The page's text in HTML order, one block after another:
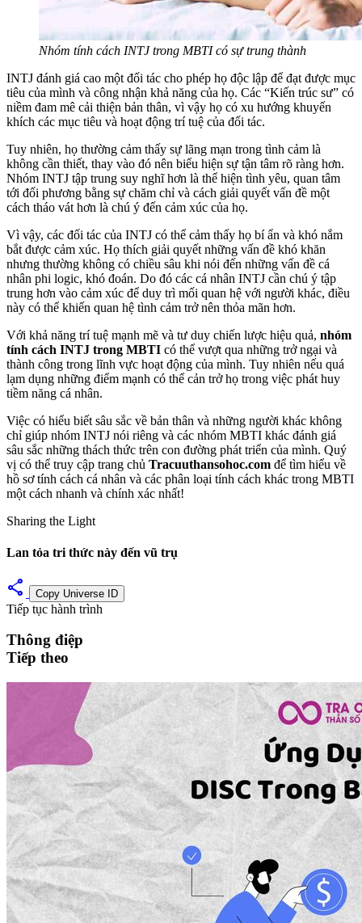
Nhóm tính cách INTJ trong MBTI có sự trung thành
INTJ đánh giá cao một đối tác cho phép họ độc lập để đạt được mục
tiêu của mình và công nhận khả năng của họ. Các “Kiến trúc sư” có
niềm đam mê cải thiện bản thân, vì vậy họ có xu hướng khuyến
khích các mục tiêu và hoạt động trí tuệ của đối tác.
Tuy nhiên, họ thường cảm thấy sự lãng mạn trong tình cảm là
không cần thiết, thay vào đó nên biểu hiện sự tận tâm rõ ràng hơn.
Nhóm INTJ tập trung suy nghĩ hơn là thể hiện tình yêu, quan tâm
tới đối phương bằng sự chăm chỉ và cách giải quyết vấn đề một
cách tháo vát hơn là chú ý đến cảm xúc của họ.
Vì vậy, các đối tác của INTJ có thể cảm thấy họ bí ẩn và khó nắm
bắt được cảm xúc. Họ thích giải quyết những vấn đề khó khăn
nhưng thường không có chiều sâu khi nói đến những vấn đề cá
nhân phi logic, khó đoán. Do đó các cá nhân INTJ cần chú ý tập
trung hơn vào cảm xúc để duy trì mối quan hệ với người khác, điều
này có thể khiến quan hệ tình cảm trở nên thỏa mãn hơn.
Với khả năng trí tuệ mạnh mẽ và tư duy chiến lược hiệu quả, nhóm
tính cách INTJ trong MBTI có thể vượt qua những trở ngại và
thành công trong lĩnh vực hoạt động của mình. Tuy nhiên nếu quá
lạm dụng những điểm mạnh có thể cản trở họ trong việc phát huy
tiềm năng cá nhân.
Việc có hiểu biết sâu sắc về bản thân và những người khác không
chỉ giúp nhóm INTJ nói riêng và các nhóm MBTI khác đánh giá
sâu sắc những thách thức trên con đường phát triển của mình. Quý
vị có thể truy cập trang chủ Tracuuthansohoc.com để tìm hiểu về
hồ sơ tính cách cá nhân và các phân loại tính cách khác trong MBTI
một cách nhanh và chính xác nhất!
Sharing the Light
Lan tỏa tri thức này đến vũ trụ
share Copy Universe ID
Tiếp tục hành trình
Thông điệp
Tiếp theo